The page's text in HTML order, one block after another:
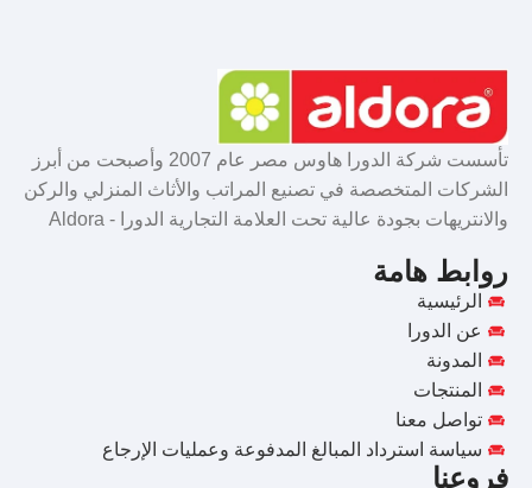
تأسست شركة الدورا هاوس مصر عام 2007 وأصبحت من أبرز
الشركات المتخصصة في تصنيع المراتب والأثاث المنزلي والركن
والانتريهات بجودة عالية تحت العلامة التجارية الدورا - Aldora
روابط هامة
الرئيسية
عن الدورا
المدونة
المنتجات
تواصل معنا
سياسة استرداد المبالغ المدفوعة وعمليات الإرجاع
فروعنا